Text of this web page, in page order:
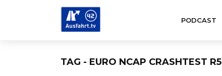
PODCAST
TAG - EURO NCAP CRASHTEST R5